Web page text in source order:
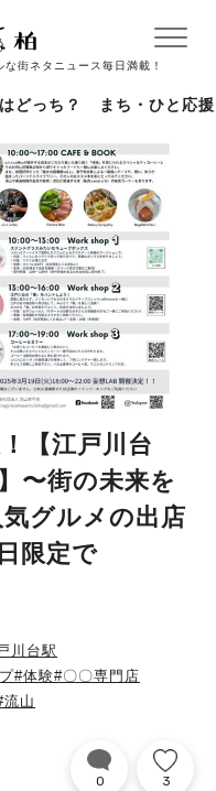
街ネタニュース毎日満載！
どっち？ まち・ひと応援
【江戸川台
〜街の未来を
グルメの出店
限定で
川台駅
#体験#〇〇専門店
流山
0 3